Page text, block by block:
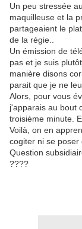
Un peu stressée
maquilleuse et la
partageaient le
de la régie..
Un émission de
pas et je suis
manière disons
parait que je ne
Alors, pour vous
j'apparais au bout
troisième minute.
Voilà, on en
cogiter ni se poser
Question
????